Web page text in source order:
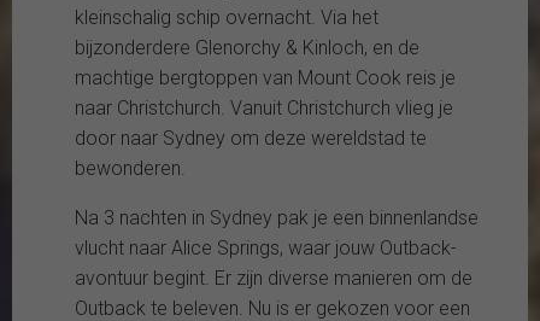
kleinschalig schip overnacht. Via het
bijzonderdere Glenorchy & Kinloch, en de
machtige bergtoppen van Mount Cook reis je
naar Christchurch. Vanuit Christchurch vlieg je
door naar Sydney om deze wereldstad te
bewonderen.
Na 3 nachten in Sydney pak je een binnenlandse
vlucht naar Alice Springs, waar jouw Outback-
avontuur begint. Er zijn diverse manieren om de
Outback te beleven. Nu is er gekozen voor een